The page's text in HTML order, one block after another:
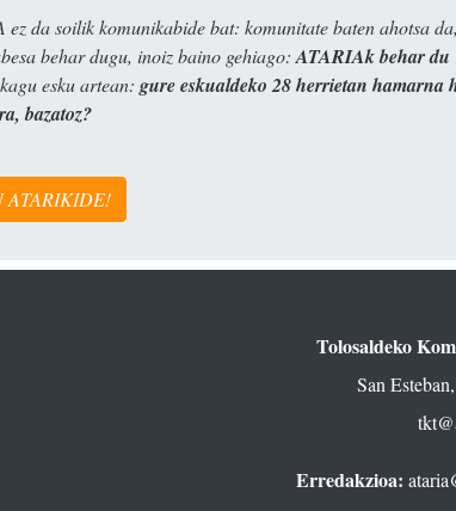
ez da soilik komunikabide bat: komunitate baten ahotsa
behar dugu, inoiz baino gehiago: ATARIAk behar du
esku artean: gure eskualdeko 28 herrietan hamarna
bazatoz?
ATARIKIDE!
Tolosaldeko
San
Erredakzioa: